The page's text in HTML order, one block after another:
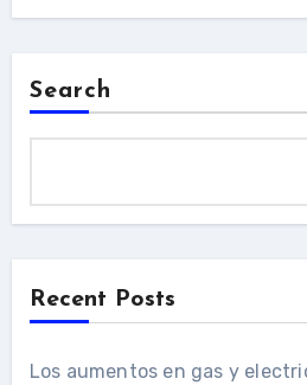
Search
Recent Posts
Los aumentos en gas y